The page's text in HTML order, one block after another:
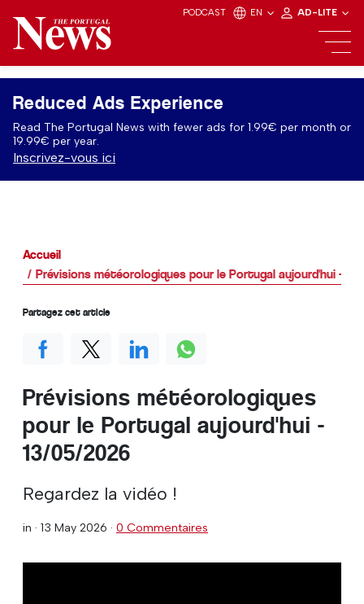
PODCAST EN AD-LITE
Reduced Ads Experience
Read The Portugal News with fewer ads for 1.99€ per month or
19.99€ per year.
Inscrivez-vous ici
Accueil
Prévisions météorologiques pour le Portugal aujourd'hui - 13/
Prévisions météorologiques
pour le Portugal aujourd'hui -
13/05/2026
Regardez la vidéo !
in · 13 May 2026 · 0 Commentaires
Partagez cet article